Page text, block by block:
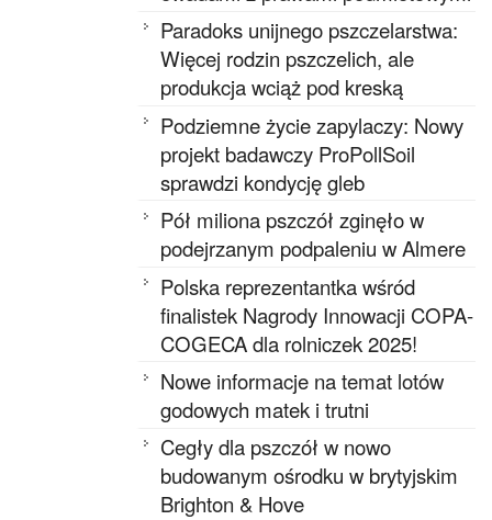
Paradoks unijnego pszczelarstwa:
Więcej rodzin pszczelich, ale
produkcja wciąż pod kreską
Podziemne życie zapylaczy: Nowy
projekt badawczy ProPollSoil
sprawdzi kondycję gleb
Pół miliona pszczół zginęło w
podejrzanym podpaleniu w Almere
Polska reprezentantka wśród
finalistek Nagrody Innowacji COPA-
COGECA dla rolniczek 2025!
Nowe informacje na temat lotów
godowych matek i trutni
Cegły dla pszczół w nowo
budowanym ośrodku w brytyjskim
Brighton & Hove